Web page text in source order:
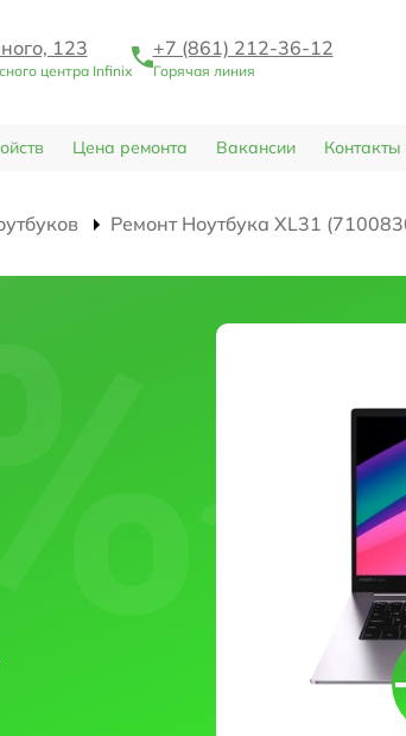
123
центра Infinix
+7 (861) 212-36-12
Горячая линия
Цена ремонта Вакансии Контакты
Ремонт Ноутбука XL31